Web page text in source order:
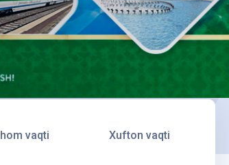
vaqti Xufton vaqti